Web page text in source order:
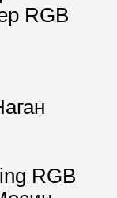
RGB
RGB